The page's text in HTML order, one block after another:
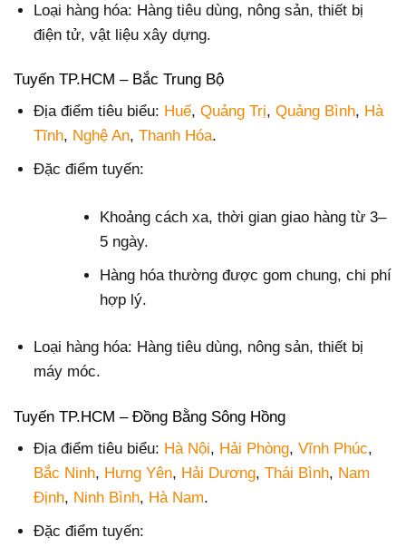
Loại hàng hóa: Hàng tiêu dùng, nông sản, thiết bị
điện tử, vật liệu xây dựng.
Tuyến TP.HCM – Bắc Trung Bộ
Địa điểm tiêu biểu: Huế,Quảng Trị,Quảng Bình, Hà
Tĩnh, Nghệ An,Thanh Hóa.
Đặc điểm tuyến:
Khoảng cách xa, thời gian giao hàng từ 3–
5 ngày.
Hàng hóa thường được gom chung, chi phí
hợp lý.
Loại hàng hóa: Hàng tiêu dùng, nông sản, thiết bị
máy móc.
Tuyến TP.HCM – Đồng Bằng Sông Hồng
Địa điểm tiêu biểu: Hà Nội, Hải Phòng,Vĩnh Phúc,
Bắc Ninh, Hưng Yên, Hải Dương,Thái Bình, Nam
Định, Ninh Bình, Hà Nam.
Đặc điểm tuyến: